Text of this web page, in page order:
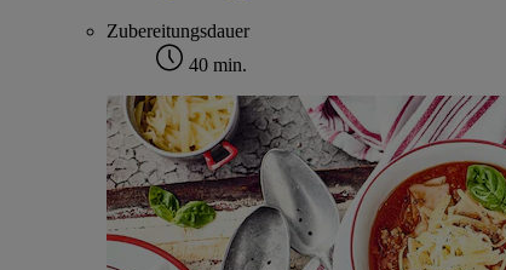
Zubereitungsdauer
40 min.